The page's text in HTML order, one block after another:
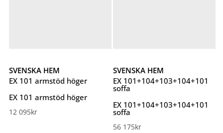
SVENSKA HEM
EX 101 armstöd höger
EX 101 armstöd höger
12 095kr
SVENSKA HEM
EX 101+104+103+104+101
soffa
EX 101+104+103+104+101
soffa
56 175kr